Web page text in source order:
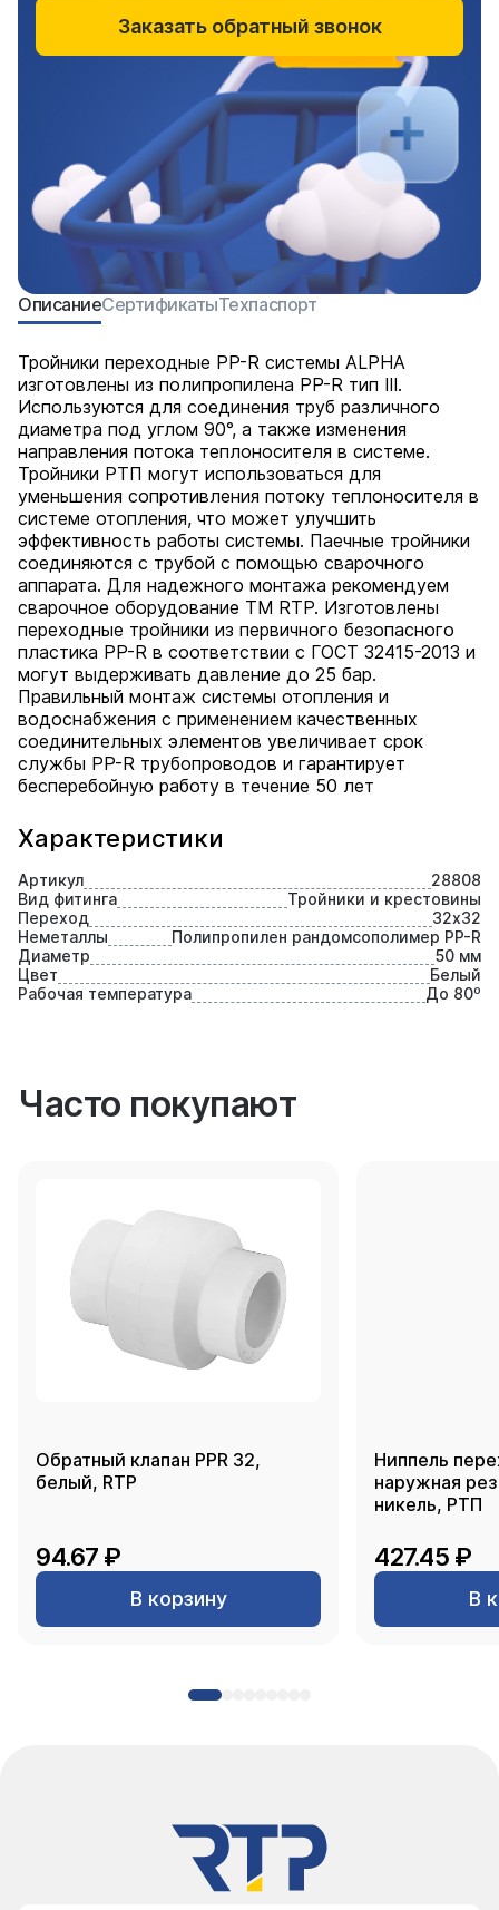
Характеристики
Артикул
28808
Вид фитинга
Тройники и крестовины
Переход
32х32
Неметаллы
Полипропилен рандомсополимер PP-R
Диаметр
50 мм
Цвет
Белый
Рабочая температура
До 80⁰
ОписаниеСертификатыТехпаспорт
Тройники переходные PP-R системы ALPHA
изготовлены из полипропилена PP-R тип III.
Используются для соединения труб различного
диаметра под углом 90°, а также изменения
направления потока теплоносителя в системе.
Тройники РТП могут использоваться для
уменьшения сопротивления потоку теплоносителя в
системе отопления, что может улучшить
эффективность работы системы. Паечные тройники
соединяются с трубой с помощью сварочного
аппарата. Для надежного монтажа рекомендуем
сварочное оборудование ТМ RTP. Изготовлены
переходные тройники из первичного безопасного
пластика PP-R в соответствии с ГОСТ 32415-2013 и
могут выдерживать давление до 25 бар.
Правильный монтаж системы отопления и
водоснабжения с применением качественных
соединительных элементов увеличивает срок
службы PP-R трубопроводов и гарантирует
бесперебойную работу в течение 50 лет
Заказать обратный звонок
Часто покупают
Обратный клапан PPR 32,
белый, RTP
94.67 ₽
В корзину
Ниппель
наружная
никель, РТП
427.45 ₽
В